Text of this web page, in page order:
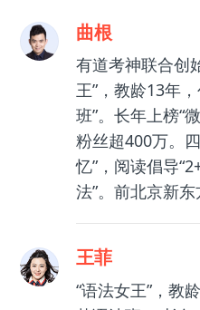
曲根
有道考神联合创
王”，教龄13年
班”。长年上榜“
粉丝超400万。
忆”，阅读倡导
法”。前北京新东
王菲
“语法女王”，教